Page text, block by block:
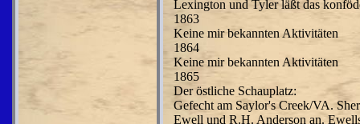
Lexington und Tyler läßt das
1863
Keine mir bekannten Aktivitäten
1864
Keine mir bekannten Aktivitäten
1865
Der östliche Schauplatz:
Gefecht am Saylor's Creek/VA.
Ewell und R.H. Anderson an.